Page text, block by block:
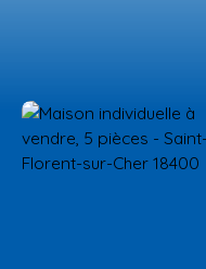
Estimation